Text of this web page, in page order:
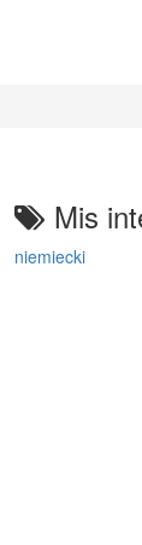
Mis
niemiecki